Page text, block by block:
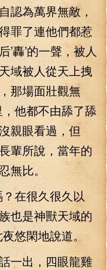
認為萬界無敵，
罪了連他們都惹
’轟’的一聲，被人
域被人從天上拽
那場面壯觀無
他都不由舔了舔
親眼看過，但
輩所說，當年的
無比。
很久很久以
也是神獸天域的
悠閑地說道。
出，四眼龍雞